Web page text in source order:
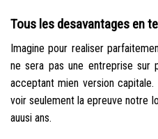
Tous les desavantages en
Imagine pour realiser
ne sera pas une entreprise sur
acceptant mien version
voir seulement la epreuve notre
auusi ans.